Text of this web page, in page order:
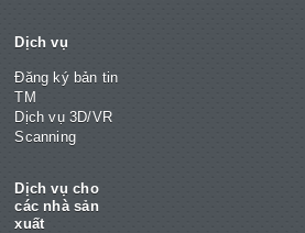
Dịch vụ
Đăng ký bản tin
TM
Dịch vụ 3D/VR
Scanning
Dịch vụ cho
các nhà sản
xuất